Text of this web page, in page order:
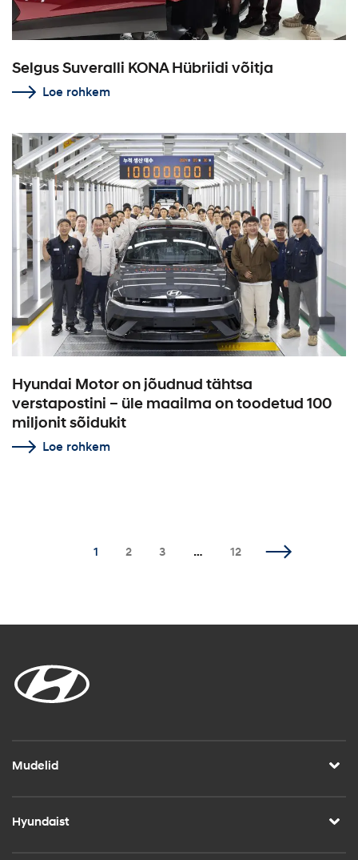
Selgus Suveralli KONA Hübriidi võitja
Loe rohkem
Hyundai Motor on jõudnud tähtsa
verstapostini – üle maailma on toodetud 100
miljonit sõidukit
Loe rohkem
1 2 3 … 12
Mudelid
Hyundaist